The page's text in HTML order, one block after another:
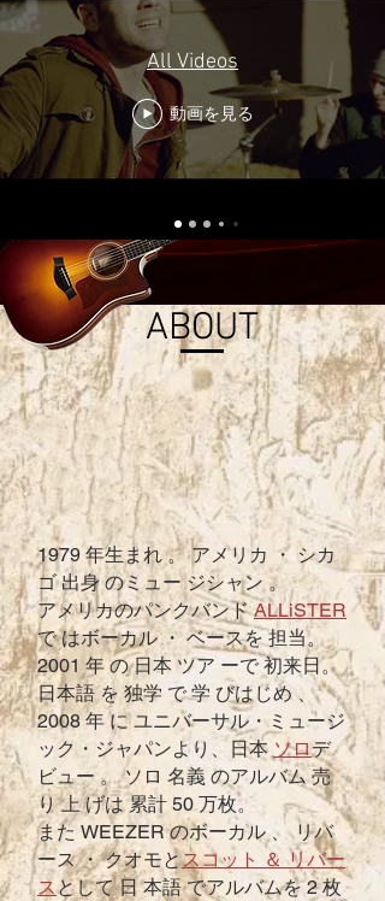
All Videos
動画を見る
ABOUT
1979 年生まれ 。 アメリカ ・ シカ
ゴ 出身 のミュー ジシャン 。
アメリカのパンクバンドALLiSTER
で はボーカル ・ ベースを 担当。
2001 年 の 日本 ツア ーで 初来日。
日本語 を 独学 で 学 びはじめ 、
2008 年 に ユニバーサル・ミュージ
ック・ジャパンより、日本 ソロデ
ビュー 。 ソロ 名義 のアルバム 売
り 上 げは 累計 50 万枚。
また WEEZER のボーカル 、 リバ
ース ・ クオモとスコット ＆ リバー
スとして 日 本語 でアルバムを 2 枚